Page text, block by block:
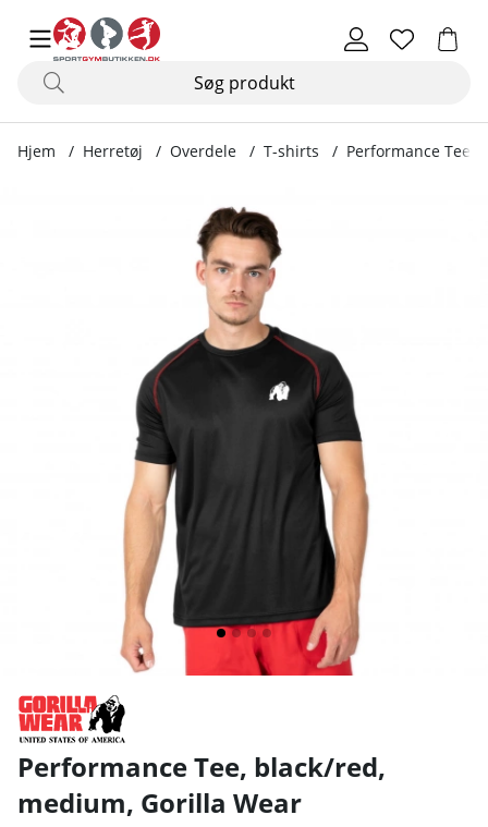
Hjem Herretøj Overdele T-shirts Performance Tee,
Performance Tee, black/red,
medium, Gorilla Wear